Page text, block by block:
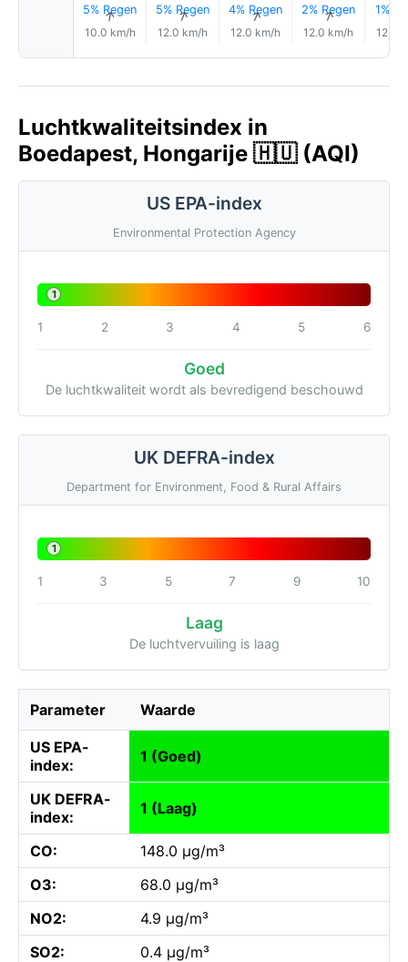
5% Regen
↑
10.0 km/h
5% Regen
↑
12.0 km/h
4% Regen
↑
12.0 km/h
2% Regen
↑
12.0 km/h
1%
12.0
Luchtkwaliteitsindex in
Boedapest, Hongarije 🇭🇺 (AQI)
US EPA-index
Environmental Protection Agency
1
1 2 3 4 5 6
Goed
De luchtkwaliteit wordt als bevredigend beschouwd
UK DEFRA-index
Department for Environment, Food & Rural Affairs
1
1 3 5 7 9 10
Laag
De luchtvervuiling is laag
Parameter Waarde
US EPA-
index:
1 (Goed)
UK DEFRA-
index:
1 (Laag)
CO:
148.0 µg/m³
O3:
68.0 µg/m³
NO2:
4.9 µg/m³
SO2:
0.4 µg/m³